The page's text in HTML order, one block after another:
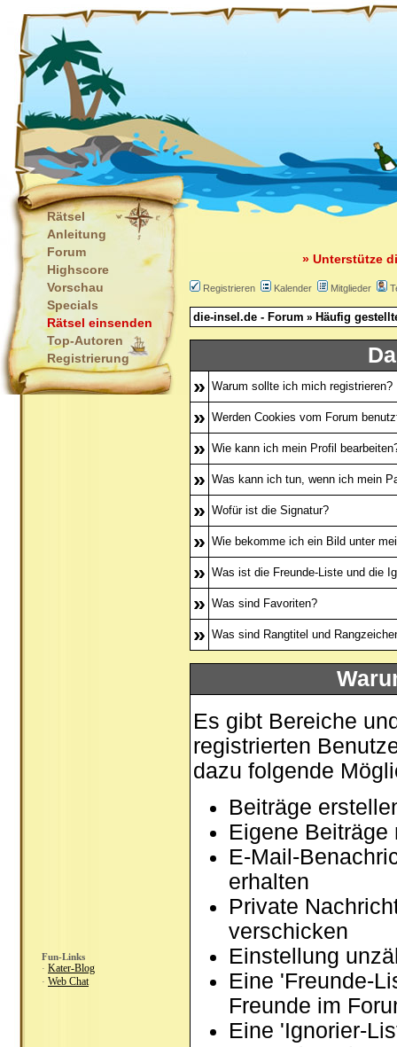
Rätsel
Anleitung
Forum
Highscore
Vorschau
Specials
Rätsel einsenden
Top-Autoren
Registrierung
Fun-Links
· Kater-Blog
· Web Chat
» Unterstütze
Registrieren Kalender Mitglieder
die-insel.de - Forum » Häufig
» Warum sollte ich mich registrieren?
» Werden Cookies vom Forum
» Wie kann ich mein Profil
» Was kann ich tun, wenn ich mein
» Wofür ist die Signatur?
» Wie bekomme ich ein Bild unter
» Was ist die Freunde-Liste und die
» Was sind Favoriten?
» Was sind Rangtitel und
Es gibt Bereiche
registrierten
dazu folgende
Beiträge
Eigene
E-Mail-
erhalten
Private
verschicken
Einstellung
Eine 'Freunde-
Freunde im
Eine 'Ignorier-